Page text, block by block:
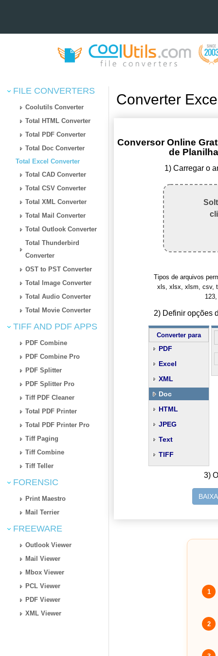
FILE CONVERTERS
Coolutils Converter
Total HTML Converter
Total PDF Converter
Total Doc Converter
Total Excel Converter
Total CAD Converter
Total CSV Converter
Total XML Converter
Total Mail Converter
Total Outlook Converter
Total Thunderbird
Converter
OST to PST Converter
Total Image Converter
Total Audio Converter
Total Movie Converter
TIFF AND PDF APPS
PDF Combine
PDF Combine Pro
PDF Splitter
PDF Splitter Pro
Tiff PDF Cleaner
Total PDF Printer
Total PDF Printer Pro
Tiff Paging
Tiff Combine
Tiff Teller
FORENSIC
Print Maestro
Mail Terrier
FREEWARE
Outlook Viewer
Mail Viewer
Mbox Viewer
PCL Viewer
PDF Viewer
XML Viewer
Converter
Conversor Online
de
1) Carregar o
Tipos de arquivos
xls, xlsx, xlsm, csv,
2) Definir opções
Converter para
PDF
Excel
XML
Doc
HTML
JPEG
Text
TIFF
3)
1
2